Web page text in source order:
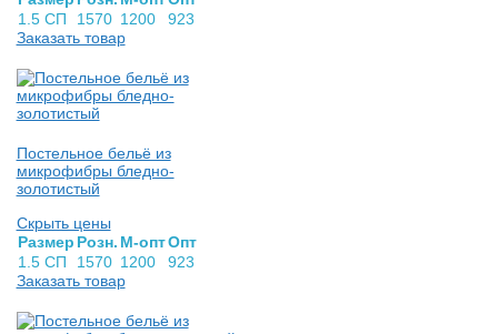
1.5 СП
1570 1200
923
Заказать товар
Постельное бельё из
микрофибры бледно-
золотистый
Скрыть цены
Раз­мер Розн. М-оптОпт
1.5 СП
1570 1200
923
Заказать товар